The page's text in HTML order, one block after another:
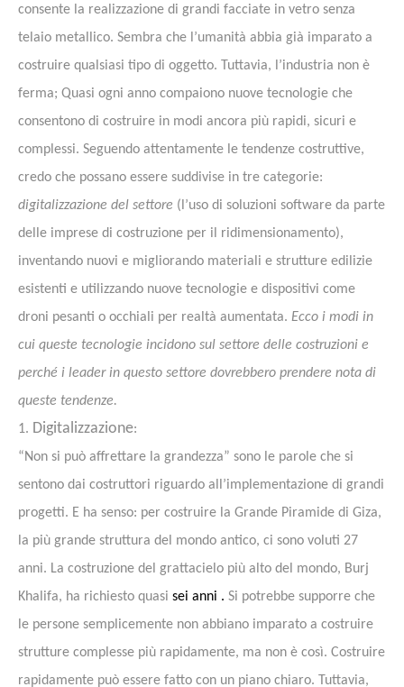
consente la realizzazione di grandi facciate in vetro senza
telaio metallico. Sembra che l’umanità abbia già imparato a
costruire qualsiasi tipo di oggetto. Tuttavia, l’industria non è
ferma; Quasi ogni anno compaiono nuove tecnologie che
consentono di costruire in modi ancora più rapidi, sicuri e
complessi. Seguendo attentamente le tendenze costruttive,
credo che possano essere suddivise in tre categorie:
digitalizzazione del settore (l’uso di soluzioni software da parte
delle imprese di costruzione per il ridimensionamento),
inventando nuovi e migliorando materiali e strutture edilizie
esistenti e utilizzando nuove tecnologie e dispositivi come
droni pesanti o occhiali per realtà aumentata. Ecco i modi in
cui queste tecnologie incidono sul settore delle costruzioni e
perché i leader in questo settore dovrebbero prendere nota di
queste tendenze.
1. Digitalizzazione:
“Non si può affrettare la grandezza” sono le parole che si
sentono dai costruttori riguardo all’implementazione di grandi
progetti. E ha senso: per costruire la Grande Piramide di Giza,
la più grande struttura del mondo antico, ci sono voluti 27
anni. La costruzione del grattacielo più alto del mondo, Burj
Khalifa, ha richiesto quasi sei anni . Si potrebbe supporre che
le persone semplicemente non abbiano imparato a costruire
strutture complesse più rapidamente, ma non è così. Costruire
rapidamente può essere fatto con un piano chiaro. Tuttavia,